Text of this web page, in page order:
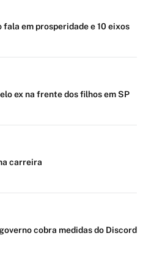
em prosperidade e 10 eixos
ex na frente dos filhos em SP
carreira
cobra medidas do Discord